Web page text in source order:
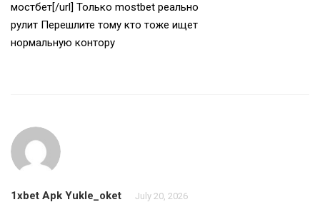
мостбет[/url] Только mostbet реально
рулит Перешлите тому кто тоже ищет
нормальную контору
1xbet Apk Yukle_oket July 20, 2026